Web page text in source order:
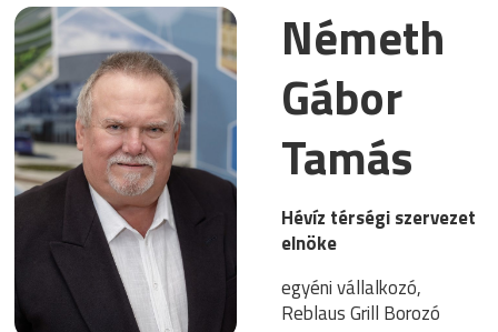
Németh
Gábor
Tamás
Hévíz térségi szervezet
elnöke
egyéni vállalkozó,
Reblaus Grill Borozó